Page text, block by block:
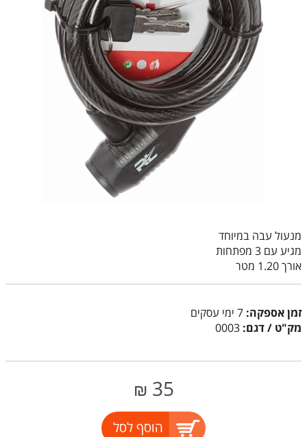
מנעול עבה במיוחד
מגיע עם 3 מפתחות
אורך 1.20 מטר
זמן אספקה: 7 ימי עסקים
מק"ט / דגם: 0003
35
₪
הוסף לסל